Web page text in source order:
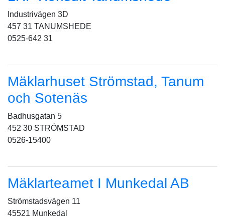
Industrivägen 3D
457 31 TANUMSHEDE
0525-642 31
Mäklarhuset Strömstad, Tanum
och Sotenäs
Badhusgatan 5
452 30 STRÖMSTAD
0526-15400
Mäklarteamet I Munkedal AB
Strömstadsvägen 11
45521 Munkedal